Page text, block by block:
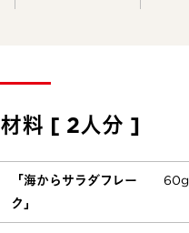
材料 [ 2人分 ]
「海からサラダフレー
ク」
60g